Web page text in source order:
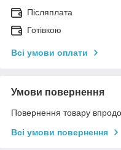
Післяплата
Готівкою
Всі умови оплати
Умови повернення
Повернення товару
Всі умови повернення